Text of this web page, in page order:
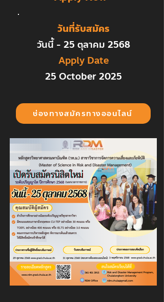
วันที่รับสมัคร
วันนี้ - 25 ตุลาคม 2568
Apply Date
25 October 2025
ช่องทางสมัครทางออนไลน์